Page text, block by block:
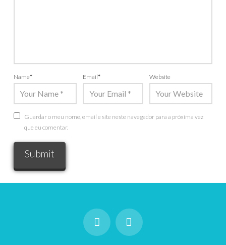
Name* Email* Website
Guardar o meu nome, email e site neste navegador para a próxima vez
que eu comentar.